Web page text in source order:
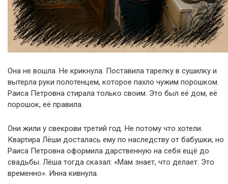
Она не вошла. Не крикнула. Поставила тарелку в сушилку и
вытерла руки полотенцем, которое пахло чужим порошком.
Раиса Петровна стирала только своим. Это был её дом, её
порошок, её правила.
Они жили у свекрови третий год. Не потому что хотели.
Квартира Лёши досталась ему по наследству от бабушки, но
Раиса Петровна оформила дарственную на себя ещё до
свадьбы. Лёша тогда сказал: «Мам знает, что делает. Это
временно». Инна кивнула.